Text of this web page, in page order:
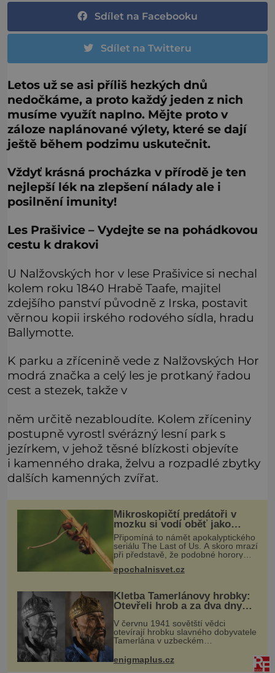
Sdílet na Facebooku
Sdílet na Twitteru
Letos už se asi příliš hezkých dnů
nedočkáme, a proto každý jeden z nich
musíme využít naplno. Mějte proto v
záloze naplánované výlety, které se dají
ještě během podzimu uskutečnit.
Vždyť krásná procházka v přírodě je ten
nejlepší lék na zlepšení nálady ale i
posilnění imunity!
Les Prašivice – Vydejte se na pohádkovou
cestu k drakovi
U Nalžovských hor v lese Prašivice si nechal
kolem roku 1840 Hrabě Taafe, majitel
zdejšího panství původně z Irska, postavit
věrnou kopii irského rodového sídla, hradu
Ballymotte.
K parku a zřícenině vede z Nalžovských Hor
modrá značka a celý les je protkaný řadou
cest a stezek, takže v
něm určitě nezabloudíte. Kolem zříceniny
postupně vyrostl svérázný lesní park s
jezírkem, v jehož těsné blízkosti objevíte
i kamenného draka, želvu a rozpadlé zbytky
dalších kamenných zvířat.
Mikroskopičtí predátoři v
mozku si vodí oběť jako
loutku
Připomíná to námět apokalyptického
seriálu The Last of Us. A skoro mrazí
při představě, že podobné horory
probíhají v přírodě běžně – s tím
rozdílem, že nejde pouze o infekce
epochalnisvet.cz
Kletba Tamerlánovy hrobky:
Otevřeli hrob a za dva dny
Náhoda, nebo varování?
V červnu 1941 sovětští vědci
otevírají hrobku slavného dobyvatele
Tamerlána v uzbeckém
nacistické Německo zahajuje operaci
Barbarossa a napadá Sovětský svaz.
enigmaplus.cz